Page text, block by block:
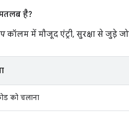
है?
कॉलम में मौजूद एंट्री, सुरक्षा से जुड़े
को चलाना